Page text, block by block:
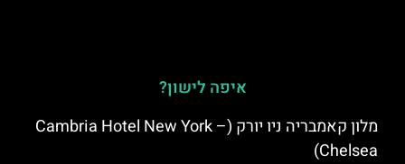
איפה לישון?
מלון קאמבריה ניו יורק (Cambria Hotel New York –
Chelsea)